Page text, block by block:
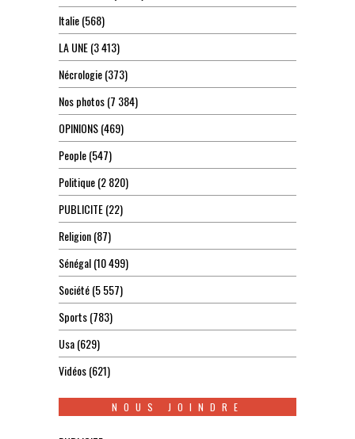
Italie(568)
LA UNE(3 413)
Nécrologie(373)
Nos photos(7 384)
OPINIONS(469)
People(547)
Politique(2 820)
PUBLICITE(22)
Religion(87)
Sénégal(10 499)
Société(5 557)
Sports(783)
Usa(629)
Vidéos(621)
NOUS JOINDRE